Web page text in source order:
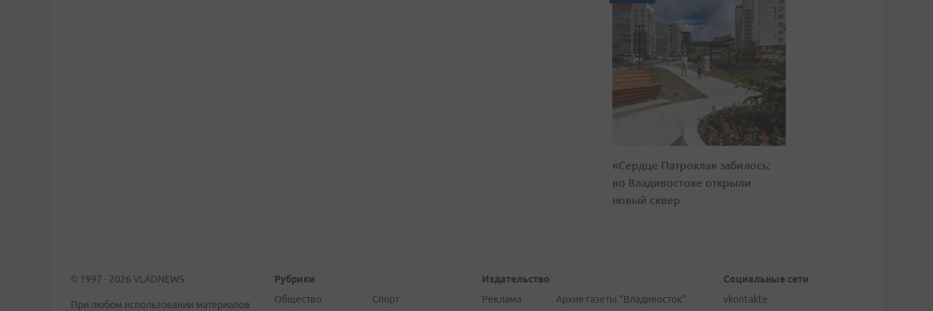
«Сердце Патрокла» забилось:
во Владивостоке открыли
новый сквер
© 1997 - 2026 VLADNEWS
При любом использовании материалов
Рубрики
Общество
Спорт
Издательство
Реклама
Архив газеты "Владивосток"
Социальные сети
vkontakte